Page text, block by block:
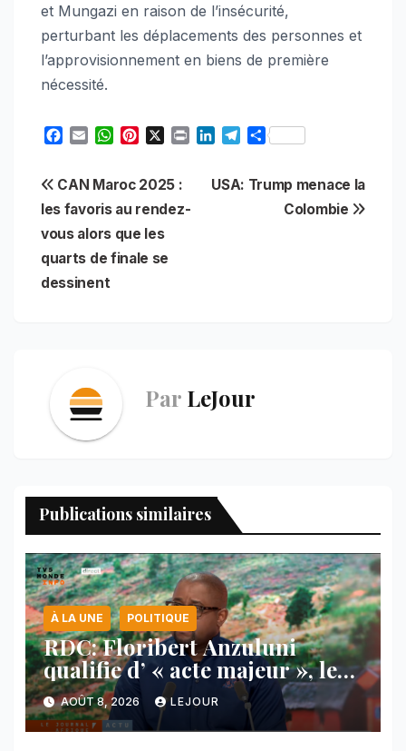
et Mungazi en raison de l’insécurité,
perturbant les déplacements des personnes et
l’approvisionnement en biens de première
nécessité.
e
b
o
o
k
i
l
W
t
s
A
p
p
t
e
r
e
s
t
k
e
S
r
Navigation
de
l’article
USA: Trump menace la
Colombie
CAN Maroc 2025 :
les favoris au rendez-
vous alors que les
quarts de finale se
dessinent
Par LeJour
Publications similaires
À LA UNE POLITIQUE
RDC: Floribert Anzuluni
qualifie d’ « acte majeur », le
protocole de désarmement des
FDLR
AOÛT 8, 2026 LEJOUR